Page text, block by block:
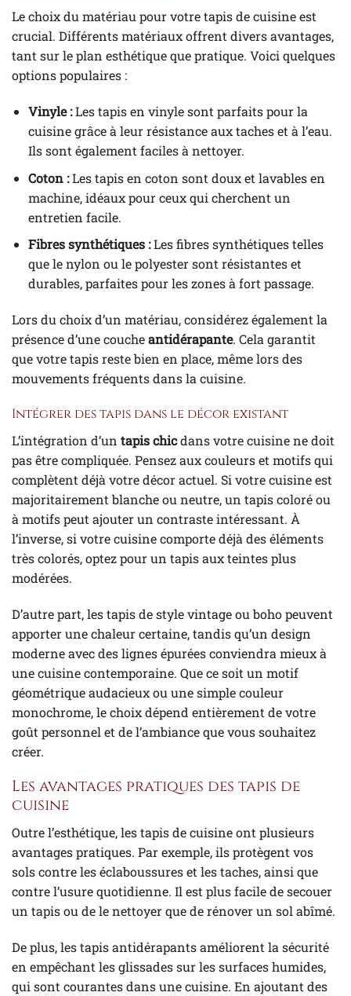
Le choix du matériau pour votre tapis de cuisine est
crucial. Différents matériaux offrent divers avantages,
tant sur le plan esthétique que pratique. Voici quelques
options populaires :
Vinyle :Les tapis en vinyle sont parfaits pour la
cuisine grâce à leur résistance aux taches et à l’eau.
Ils sont également faciles à nettoyer.
Coton :Les tapis en coton sont doux et lavables en
machine, idéaux pour ceux qui cherchent un
entretien facile.
Fibres synthétiques :Les fibres synthétiques telles
que le nylon ou le polyester sont résistantes et
durables, parfaites pour les zones à fort passage.
Lors du choix d’un matériau, considérez également la
présence d’une coucheantidérapante. Cela garantit
que votre tapis reste bien en place, même lors des
mouvements fréquents dans la cuisine.
Intégrer des tapis dans le décor existant
L’intégration d’un tapis chicdans votre cuisine ne doit
pas être compliquée. Pensez aux couleurs et motifs qui
complètent déjà votre décor actuel. Si votre cuisine est
majoritairement blanche ou neutre, un tapis coloré ou
à motifs peut ajouter un contraste intéressant. À
l’inverse, si votre cuisine comporte déjà des éléments
très colorés, optez pour un tapis aux teintes plus
modérées.
D’autre part, les tapis de style vintage ou boho peuvent
apporter une chaleur certaine, tandis qu’un design
moderne avec des lignes épurées conviendra mieux à
une cuisine contemporaine. Que ce soit un motif
géométrique audacieux ou une simple couleur
monochrome, le choix dépend entièrement de votre
goût personnel et de l’ambiance que vous souhaitez
créer.
Les avantages pratiques des tapis de
cuisine
Outre l’esthétique, les tapis de cuisine ont plusieurs
avantages pratiques. Par exemple, ils protègent vos
sols contre les éclaboussures et les taches, ainsi que
contre l’usure quotidienne. Il est plus facile de secouer
un tapis ou de le nettoyer que de rénover un sol abîmé.
De plus, les tapis antidérapants améliorent la sécurité
en empêchant les glissades sur les surfaces humides,
qui sont courantes dans une cuisine. En ajoutant des